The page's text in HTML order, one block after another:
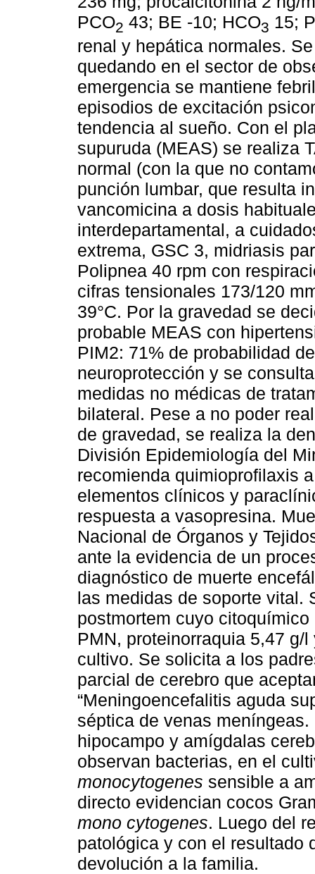
PCO2 43; BE -10; HCO3 15;
renal y hepática normales.
quedando en el sector de
emergencia se mantiene
episodios de excitación
tendencia al sueño. Con el
supuruda (MEAS) se realiza
normal (con la que no
punción lumbar, que resulta
vancomicina a dosis
interdepartamental, a
extrema, GSC 3, midriasis
Polipnea 40 rpm con
cifras tensionales 173/120
39°C. Por la gravedad se
probable MEAS con
PIM2: 71% de probabilidad
neuroprotección y se
medidas no médicas de
bilateral. Pese a no poder
de gravedad, se realiza la
División Epidemiología del
recomienda quimioprofilaxis
elementos clínicos y
respuesta a vasopresina.
Nacional de Órganos y
ante la evidencia de un
diagnóstico de muerte
las medidas de soporte vital.
postmortem cuyo
PMN, proteinorraquia 5,47
cultivo. Se solicita a los
parcial de cerebro que
“Meningoencefalitis aguda
séptica de venas
hipocampo y amígdalas
observan bacterias, en el
monocytogenes sensible a
directo evidencian cocos
mono cytogenes. Luego del
patológica y con el resultado
devolución a la familia.